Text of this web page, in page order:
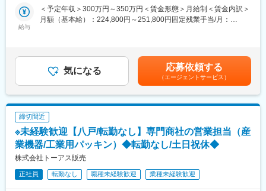
急連絡（LINEWORKS）はスマホで実施
営業課長職 800万円（50代男性／入社７年）
営業課長代理職 600万円（40代女性／入社9年）
■今後の展望：
◎新築の住宅着工件数が減る中でも、リフォーム部門は売上を伸
ばしています。特に不動産の買取再販事業は、今後ますます強化
しなければならない事業です。施工管理職と営業マンのタッグで
受注を強化していきます。
変更の範囲：会社の定める業務
＜具体的には＞
・車の状態確認
・コーティング剤の塗り込み、拭き取り
・車のツヤや水弾きの確認
＜一日の流れ＞
10時：指定のディーラーに出勤（基本的に固定）
10時～12時：洗車と研磨
12時～13時：お昼休憩
14時～19時：洗車、研磨、コーティング、次の日の確認
給与
＜予定年収＞300万円～350万円＜賃金形態＞月給制＜賃金内訳＞
月額（基本給）：224,800円～251,800円固定残業手当/月：
はあくまで目安であり、選考を通じて最終的に決定致します。■昇
給：年1回■賞与：年2回賃金はあくまでも目安の金額であり、選
考を通じて上下する可能性があります。月給(月額)は固定手当を含
めた表記です。
気になる 応募依頼する
（エージェントサービス）
締切間近
※未経験歓迎【八戸/転勤なし】専門商社の営業担当（産
業機器/工業用パッキン）◆転勤なし/土日祝休◆
株式会社トーアス販売
正社員 転勤なし 職種未経験歓迎 業種未経験歓迎